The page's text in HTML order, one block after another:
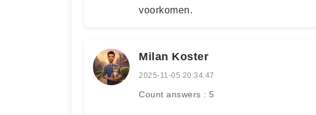
voorkomen.
Milan Koster
2025-11-05 20:34:47
Count answers : 5